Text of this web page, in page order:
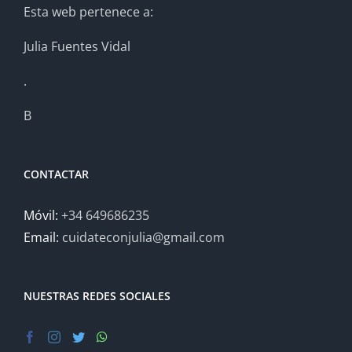
Esta web pertenece a:
Julia Fuentes Vidal
.
B
CONTACTAR
Móvil: +34 649686235
Email: cuidateconjulia@gmail.com
NUESTRAS REDES SOCIALES